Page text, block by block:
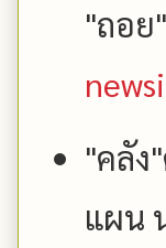
"ถอย"
"คลั
แผน